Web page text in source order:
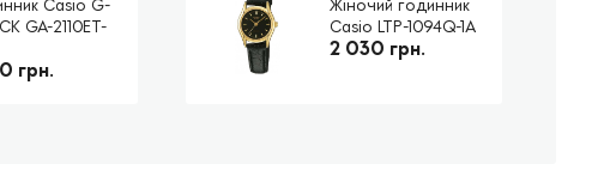
Casio G-
GA-2110ET-
грн.
Жіночий годинник
Casio LTP-1094Q-1A
2 030 грн.